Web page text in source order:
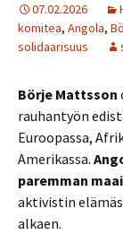
07.02.2026
komitea, Angola,
solidaarisuus
Börje Mattsson
rauhantyön
Euroopassa,
Amerikassa.
paremman
aktivistin
alkaen.